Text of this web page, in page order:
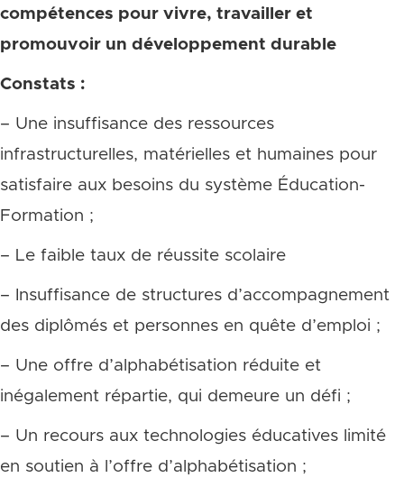
compétences pour vivre, travailler et
promouvoir un développement durable
Constats :
– Une insuffisance des ressources
infrastructurelles, matérielles et humaines pour
satisfaire aux besoins du système Éducation-
Formation ;
– Le faible taux de réussite scolaire
– Insuffisance de structures d’accompagnement
des diplômés et personnes en quête d’emploi ;
– Une offre d’alphabétisation réduite et
inégalement répartie, qui demeure un défi ;
– Un recours aux technologies éducatives limité
en soutien à l’offre d’alphabétisation ;